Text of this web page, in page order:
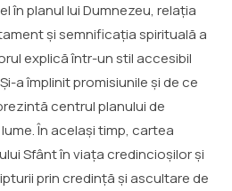
în planul lui Dumnezeu, relația
și semnificația spirituală a
explică într-un stil accesibil
a împlinit promisiunile și de ce
centrul planului de
În același timp, cartea
Sfânt în viața credincioșilor și
prin credință și ascultare de